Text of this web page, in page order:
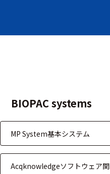
トリガー
BIOPAC systems
MP System基本システム
Acqknowledgeソフトウェア関